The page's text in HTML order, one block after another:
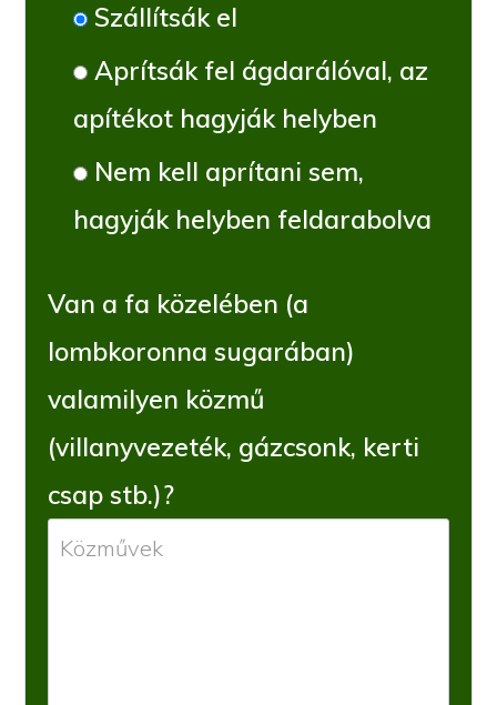
Szállítsák el
Aprítsák fel ágdarálóval, az
apítékot hagyják helyben
Nem kell aprítani sem,
hagyják helyben feldarabolva
Van a fa közelében (a
lombkoronna sugarában)
valamilyen közmű
(villanyvezeték, gázcsonk, kerti
csap stb.)?